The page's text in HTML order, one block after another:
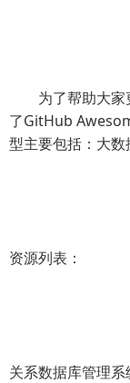
为了帮助大家
了GitHub
型主要包括：大
资源列表：
关系数据库管理系